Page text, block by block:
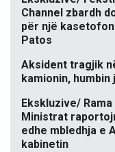
Channel zbardh
për një
Patos
Aksident tragjik
kamionin,
Ekskluzive/
Ministrat
edhe mbledhja e
kabinetin